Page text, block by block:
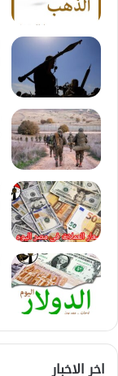
اخر الاخبار